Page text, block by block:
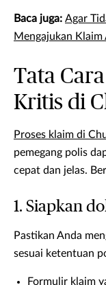
Baca juga: Agar
Mengajukan
Tata
Kritis di
Proses klaim di
pemegang polis
cepat dan jelas.
1. Siapkan
Pastikan Anda
sesuai ketentuan
Formulir klaim